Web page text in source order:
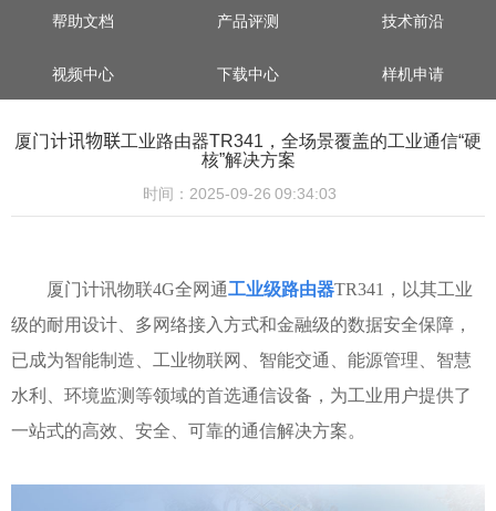
帮助文档 产品评测 技术前沿
视频中心 下载中心 样机申请
厦门计讯物联工业路由器TR341，全场景覆盖的工业通信“硬
核”解决方案
时间：2025-09-26 09:34:03
厦门计讯物联4G全网通工业级路由器TR341，以其工业
级的耐用设计、多网络接入方式和金融级的数据安全保障，
已成为智能制造、工业物联网、智能交通、能源管理、智慧
水利、环境监测等领域的首选通信设备，为工业用户提供了
一站式的高效、安全、可靠的通信解决方案。